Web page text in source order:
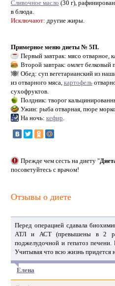
Сливочное масло (30 г),
в блюда.
Исключают: другие жиры.
Примерное меню диеты № 5П.
Первый завтрак: мясо отварное,
Второй завтрак: омлет белковый
Обед: суп вегетарианский из
из отварного мяса, картофель
сухофруктов.
Полдник: творог
Ужин: рыба отварная, пюре
На ночь: кефир
Прежде чем сесть на диету "
посоветуйтесь с врачом!
Отзывы о диете
Перед операцией сдавала
АТЛ и АСТ (превышены в 2
поджелудочной и гепатоз печени.
Учитывая что всю жизнь придется
Елена